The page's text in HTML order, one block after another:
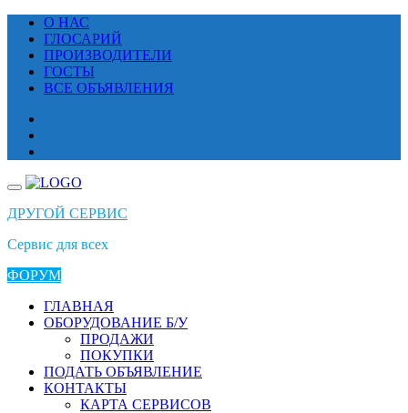
Перейти
содержимому
О НАС
ГЛОСАРИЙ
ПРОИЗВОДИТЕЛИ
ГОСТЫ
ВСЕ ОБЪЯВЛЕНИЯ
ДРУГОЙ СЕРВИС
Сервис для всех
ФОРУМ
ГЛАВНАЯ
ОБОРУДОВАНИЕ Б/У
ПРОДАЖИ
ПОКУПКИ
ПОДАТЬ ОБЪЯВЛЕНИЕ
КОНТАКТЫ
КАРТА СЕРВИСОВ